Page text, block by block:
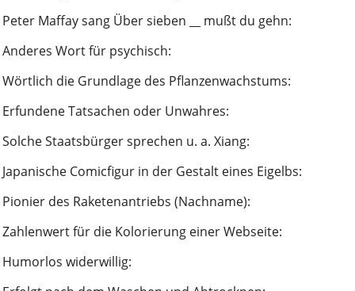
Peter Maffay sang Über sieben __ mußt du gehn:
Anderes Wort für psychisch:
Wörtlich die Grundlage des Pflanzenwachstums:
Erfundene Tatsachen oder Unwahres:
Solche Staatsbürger sprechen u. a. Xiang:
Japanische Comicfigur in der Gestalt eines Eigelbs:
Pionier des Raketenantriebs (Nachname):
Zahlenwert für die Kolorierung einer Webseite:
Humorlos widerwillig: